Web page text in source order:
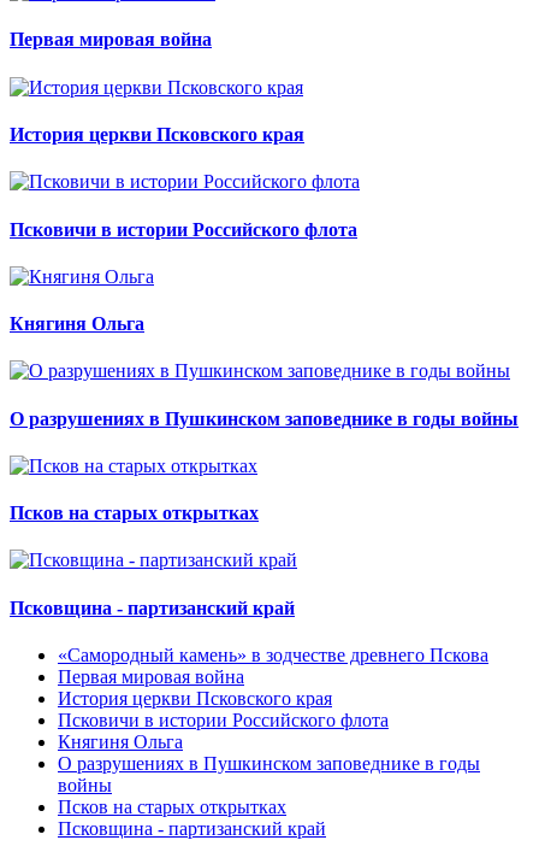
Первая мировая война
История церкви Псковского края
Псковичи в истории Российского флота
Княгиня Ольга
О разрушениях в Пушкинском заповеднике в годы войны
Псков на старых открытках
Псковщина - партизанский край
«Самородный камень» в зодчестве древнего Пскова
Первая мировая война
История церкви Псковского края
Псковичи в истории Российского флота
Княгиня Ольга
О разрушениях в Пушкинском заповеднике в годы
войны
Псков на старых открытках
Псковщина - партизанский край